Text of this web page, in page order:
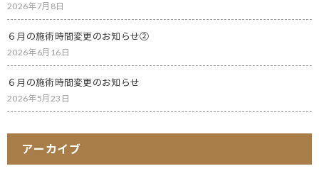
2026年7月8日
６月の施術時間変更のお知らせ②
2026年6月16日
６月の施術時間変更のお知らせ
2026年5月23日
アーカイブ